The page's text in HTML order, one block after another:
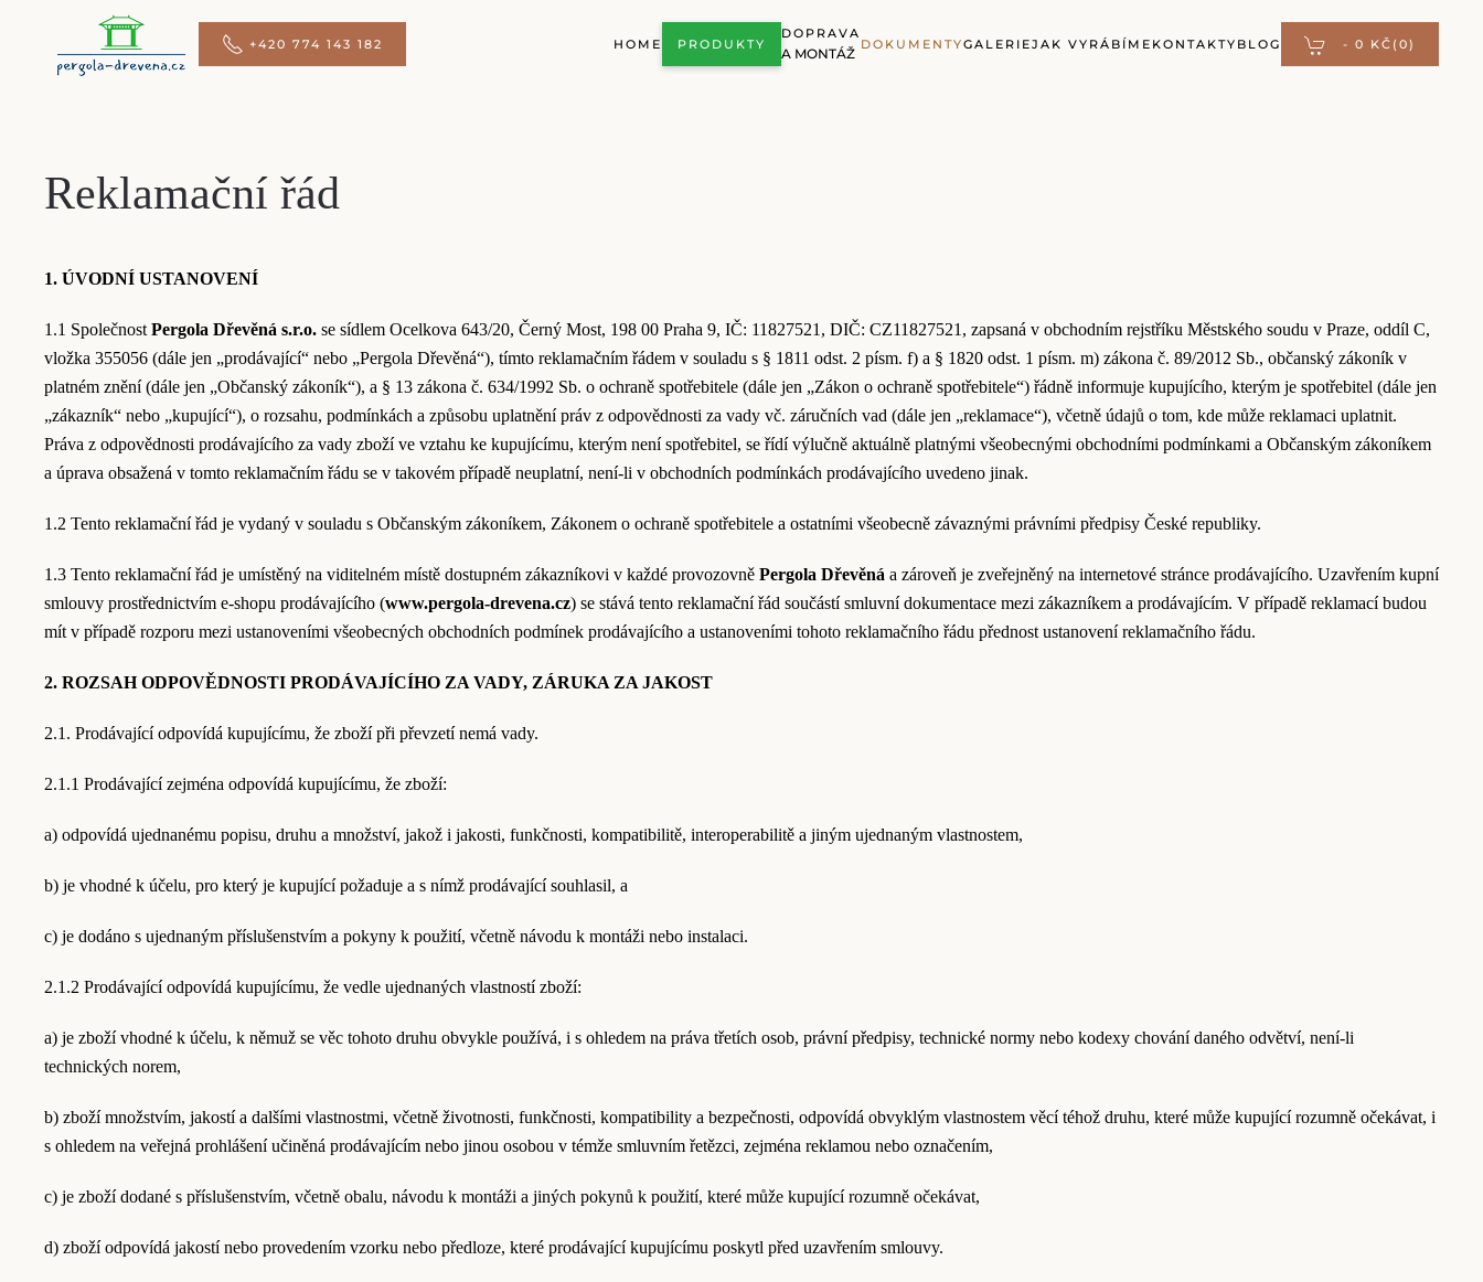
Přejít na hlavní obsah +420 774 143 182 HOME PRODUKTY
DOPRAVA
A MONTÁŽ
DOKUMENTYGALERIEJAK VYRÁBÍME KONTAKTY BLOG - 0 KČ (0)
Reklamační řád
1. ÚVODNÍ USTANOVENÍ
1.1 Společnost Pergola Dřevěná s.r.o. se sídlem Ocelkova 643/20, Černý Most, 198 00 Praha 9, IČ: 11827521, DIČ: CZ11827521, zapsaná v obchodním rejstříku Městského soudu v Praze, oddíl C,
vložka 355056 (dále jen „prodávající“ nebo „Pergola Dřevěná“), tímto reklamačním řádem v souladu s § 1811 odst. 2 písm. f) a § 1820 odst. 1 písm. m) zákona č. 89/2012 Sb., občanský zákoník v
platném znění (dále jen „Občanský zákoník“), a § 13 zákona č. 634/1992 Sb. o ochraně spotřebitele (dále jen „Zákon o ochraně spotřebitele“) řádně informuje kupujícího, kterým je spotřebitel (dále jen
„zákazník“ nebo „kupující“), o rozsahu, podmínkách a způsobu uplatnění práv z odpovědnosti za vady vč. záručních vad (dále jen „reklamace“), včetně údajů o tom, kde může reklamaci uplatnit.
Práva z odpovědnosti prodávajícího za vady zboží ve vztahu ke kupujícímu, kterým není spotřebitel, se řídí výlučně aktuálně platnými všeobecnými obchodními podmínkami a Občanským zákoníkem
a úprava obsažená v tomto reklamačním řádu se v takovém případě neuplatní, není-li v obchodních podmínkách prodávajícího uvedeno jinak.
1.2 Tento reklamační řád je vydaný v souladu s Občanským zákoníkem, Zákonem o ochraně spotřebitele a ostatními všeobecně závaznými právními předpisy České republiky.
1.3 Tento reklamační řád je umístěný na viditelném místě dostupném zákazníkovi v každé provozovně Pergola Dřevěná a zároveň je zveřejněný na internetové stránce prodávajícího. Uzavřením kupní
smlouvy prostřednictvím e-shopu prodávajícího (www.pergola-drevena.cz) se stává tento reklamační řád součástí smluvní dokumentace mezi zákazníkem a prodávajícím. V případě reklamací budou
mít v případě rozporu mezi ustanoveními všeobecných obchodních podmínek prodávajícího a ustanoveními tohoto reklamačního řádu přednost ustanovení reklamačního řádu.
2. ROZSAH ODPOVĚDNOSTI PRODÁVAJÍCÍHO ZA VADY, ZÁRUKA ZA JAKOST
2.1. Prodávající odpovídá kupujícímu, že zboží při převzetí nemá vady.
2.1.1 Prodávající zejména odpovídá kupujícímu, že zboží:
a) odpovídá ujednanému popisu, druhu a množství, jakož i jakosti, funkčnosti, kompatibilitě, interoperabilitě a jiným ujednaným vlastnostem,
b) je vhodné k účelu, pro který je kupující požaduje a s nímž prodávající souhlasil, a
c) je dodáno s ujednaným příslušenstvím a pokyny k použití, včetně návodu k montáži nebo instalaci.
2.1.2 Prodávající odpovídá kupujícímu, že vedle ujednaných vlastností zboží:
a) je zboží vhodné k účelu, k němuž se věc tohoto druhu obvykle používá, i s ohledem na práva třetích osob, právní předpisy, technické normy nebo kodexy chování daného odvětví, není-li
technických norem,
b) zboží množstvím, jakostí a dalšími vlastnostmi, včetně životnosti, funkčnosti, kompatibility a bezpečnosti, odpovídá obvyklým vlastnostem věcí téhož druhu, které může kupující rozumně očekávat, i
s ohledem na veřejná prohlášení učiněná prodávajícím nebo jinou osobou v témže smluvním řetězci, zejména reklamou nebo označením,
c) je zboží dodané s příslušenstvím, včetně obalu, návodu k montáži a jiných pokynů k použití, které může kupující rozumně očekávat,
d) zboží odpovídá jakostí nebo provedením vzorku nebo předloze, které prodávající kupujícímu poskytl před uzavřením smlouvy.